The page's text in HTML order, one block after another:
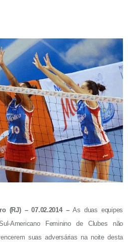
(RJ) – 07.02.2014 –As duas equipes
Americano Feminino de Clubes não
suas adversárias na noite desta